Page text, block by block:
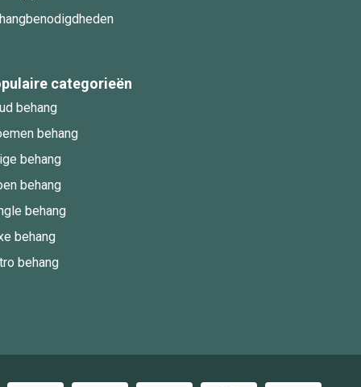
categorieën
behang
behang
behang
behang
behang
behang
behang